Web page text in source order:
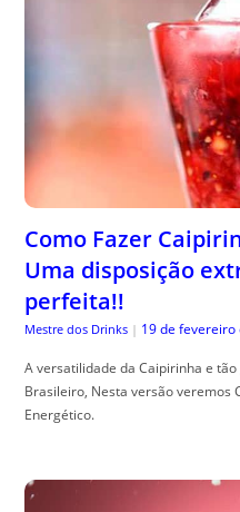
Como Fazer
Uma disposição
perfeita!!
Mestre dos Drinks | 19 de fevereiro
A versatilidade da Caipirinha e
Brasileiro, Nesta versão veremos
Energético.